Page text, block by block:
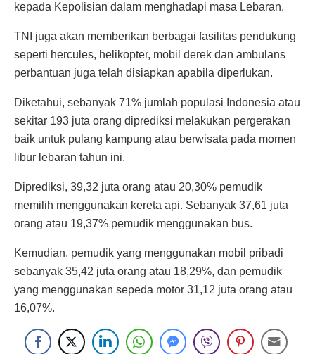
kepada Kepolisian dalam menghadapi masa Lebaran.
TNI juga akan memberikan berbagai fasilitas pendukung
seperti hercules, helikopter, mobil derek dan ambulans
perbantuan juga telah disiapkan apabila diperlukan.
Diketahui, sebanyak 71% jumlah populasi Indonesia atau
sekitar 193 juta orang diprediksi melakukan pergerakan
baik untuk pulang kampung atau berwisata pada momen
libur lebaran tahun ini.
Diprediksi, 39,32 juta orang atau 20,30% pemudik
memilih menggunakan kereta api. Sebanyak 37,61 juta
orang atau 19,37% pemudik menggunakan bus.
Kemudian, pemudik yang menggunakan mobil pribadi
sebanyak 35,42 juta orang atau 18,29%, dan pemudik
yang menggunakan sepeda motor 31,12 juta orang atau
16,07%.